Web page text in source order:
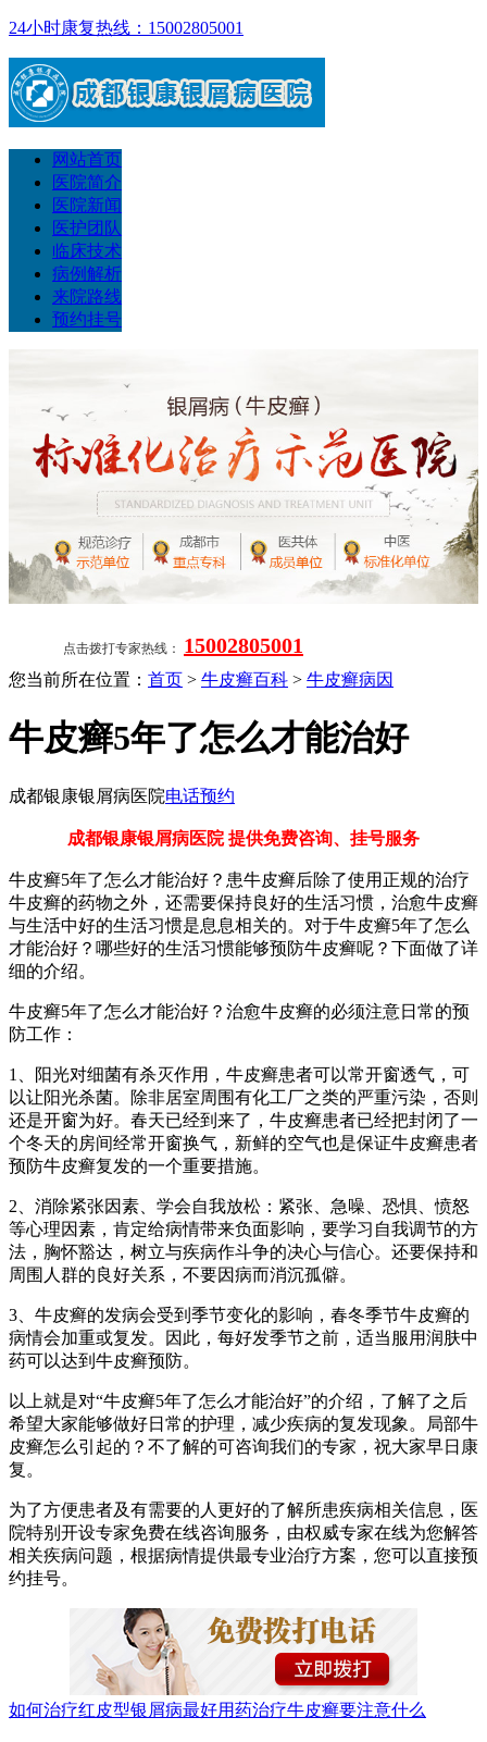
24小时康复热线：15002805001
网站首页
医院简介
医院新闻
医护团队
临床技术
病例解析
来院路线
预约挂号
点击拨打专家热线： 15002805001
您当前所在位置： 首页 > 牛皮癣百科 > 牛皮癣病因
牛皮癣5年了怎么才能治好
成都银康银屑病医院电话预约
成都银康银屑病医院 提供免费咨询、挂号服务
牛皮癣5年了怎么才能治好？患牛皮癣后除了使用正规的治疗
牛皮癣的药物之外，还需要保持良好的生活习惯，治愈牛皮癣
与生活中好的生活习惯是息息相关的。对于牛皮癣5年了怎么
才能治好？哪些好的生活习惯能够预防牛皮癣呢？下面做了详
细的介绍。
牛皮癣5年了怎么才能治好？治愈牛皮癣的必须注意日常的预
防工作：
1、阳光对细菌有杀灭作用，牛皮癣患者可以常开窗透气，可
以让阳光杀菌。除非居室周围有化工厂之类的严重污染，否则
还是开窗为好。春天已经到来了，牛皮癣患者已经把封闭了一
个冬天的房间经常开窗换气，新鲜的空气也是保证牛皮癣患者
预防牛皮癣复发的一个重要措施。
2、消除紧张因素、学会自我放松：紧张、急噪、恐惧、愤怒
等心理因素，肯定给病情带来负面影响，要学习自我调节的方
法，胸怀豁达，树立与疾病作斗争的决心与信心。还要保持和
周围人群的良好关系，不要因病而消沉孤僻。
3、牛皮癣的发病会受到季节变化的影响，春冬季节牛皮癣的
病情会加重或复发。因此，每好发季节之前，适当服用润肤中
药可以达到牛皮癣预防。
以上就是对“牛皮癣5年了怎么才能治好”的介绍，了解了之后
希望大家能够做好日常的护理，减少疾病的复发现象。局部牛
皮癣怎么引起的？不了解的可咨询我们的专家，祝大家早日康
复。
为了方便患者及有需要的人更好的了解所患疾病相关信息，医
院特别开设专家免费在线咨询服务，由权威专家在线为您解答
相关疾病问题，根据病情提供最专业治疗方案，您可以直接预
约挂号。
如何治疗红皮型银屑病最好用药治疗牛皮癣要注意什么